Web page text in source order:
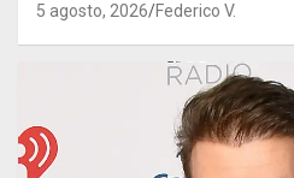
5 agosto, 2026 Federico V.